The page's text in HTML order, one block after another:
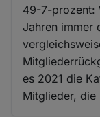
49-7-prozent:
Jahren immer
es 2021 die
Mitglieder, die